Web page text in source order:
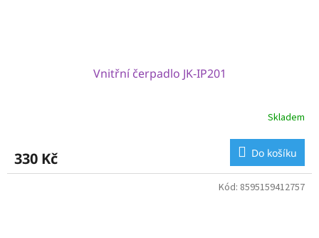
Vnitřní čerpadlo JK-IP201
Skladem
330 Kč Do košíku
Kód: 8595159412757